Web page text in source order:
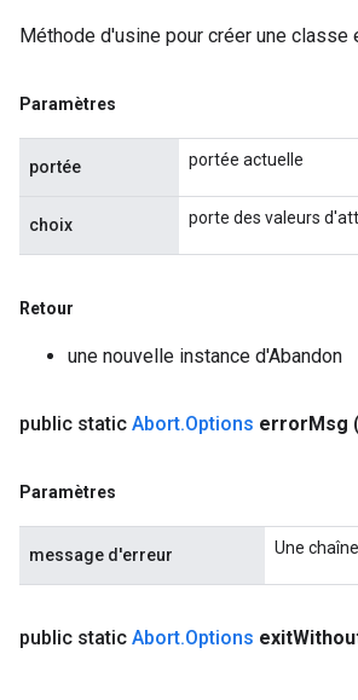
Méthode d'usine pour créer une classe
Paramètres
portée portée actuelle
choix porte des valeurs
Retour
une nouvelle instance d'Abandon
public static Abort.Options errorMsg
Paramètres
message d'erreur Une
public static Abort.Options exit